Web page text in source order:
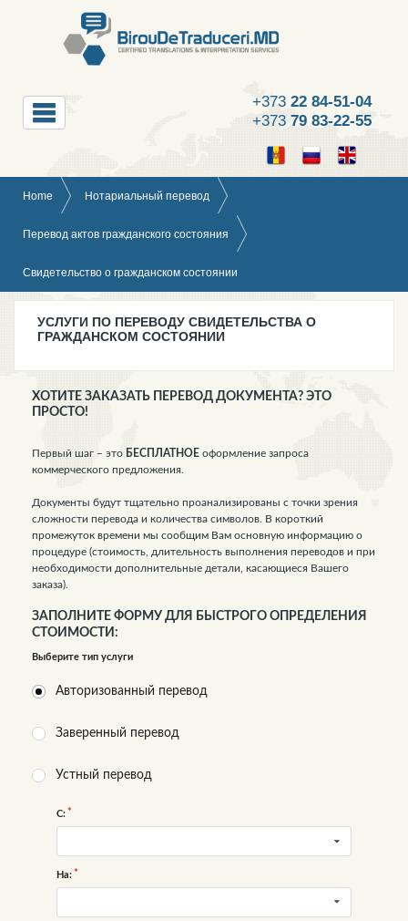
+37322 84-51-04
+373 79 83-22-55
Home Нотариальный перевод
Перевод актов гражданского состояния
Свидетельство о гражданском состоянии
УСЛУГИ ПО ПЕРЕВОДУ СВИДЕТЕЛЬСТВА О
ГРАЖДАНСКОМ СОСТОЯНИИ
ХОТИТЕ ЗАКАЗАТЬ ПЕРЕВОД ДОКУМЕНТА? ЭТО
ПРОСТО!
Первый шаг – это БЕСПЛАТНОЕ оформление запроса
коммерческого предложения.
Документы будут тщательно проанализированы с точки зрения
сложности перевода и количества символов. В короткий
промежуток времени мы сообщим Вам основную информацию о
процедуре (стоимость, длительность выполнения переводов и при
необходимости дополнительные детали, касающиеся Вашего
заказа).
ЗАПОЛНИТЕ ФОРМУ ДЛЯ БЫСТРОГО ОПРЕДЕЛЕНИЯ
СТОИМОСТИ:
Выберите тип услуги
Авторизованный перевод
Заверенный перевод
Устный перевод
С:
На: